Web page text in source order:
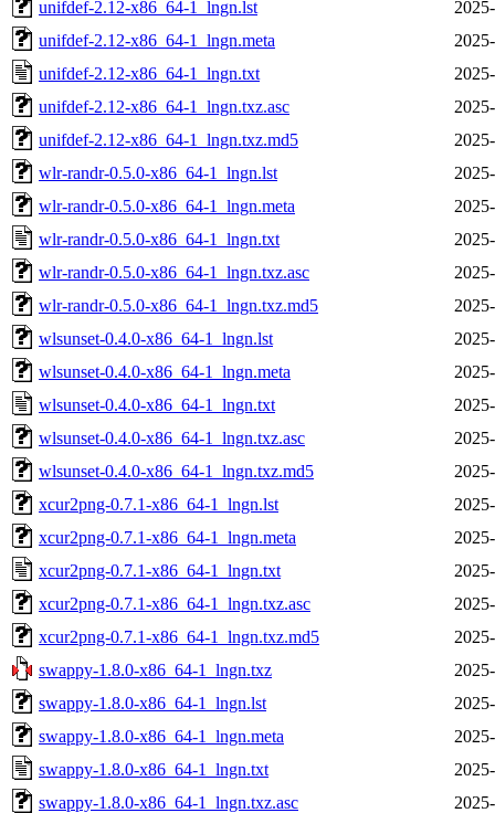
unifdef-2.12-x86_64-1_lngn.lst
unifdef-2.12-x86_64-1_lngn.meta
unifdef-2.12-x86_64-1_lngn.txt
unifdef-2.12-x86_64-1_lngn.txz.asc
unifdef-2.12-x86_64-1_lngn.txz.md5
wlr-randr-0.5.0-x86_64-1_lngn.lst
wlr-randr-0.5.0-x86_64-1_lngn.meta
wlr-randr-0.5.0-x86_64-1_lngn.txt
wlr-randr-0.5.0-x86_64-1_lngn.txz.asc
wlr-randr-0.5.0-x86_64-1_lngn.txz.md5
wlsunset-0.4.0-x86_64-1_lngn.lst
wlsunset-0.4.0-x86_64-1_lngn.meta
wlsunset-0.4.0-x86_64-1_lngn.txt
wlsunset-0.4.0-x86_64-1_lngn.txz.asc
wlsunset-0.4.0-x86_64-1_lngn.txz.md5
xcur2png-0.7.1-x86_64-1_lngn.lst
xcur2png-0.7.1-x86_64-1_lngn.meta
xcur2png-0.7.1-x86_64-1_lngn.txt
xcur2png-0.7.1-x86_64-1_lngn.txz.asc
xcur2png-0.7.1-x86_64-1_lngn.txz.md5
swappy-1.8.0-x86_64-1_lngn.txz
swappy-1.8.0-x86_64-1_lngn.lst
swappy-1.8.0-x86_64-1_lngn.meta
swappy-1.8.0-x86_64-1_lngn.txt
swappy-1.8.0-x86_64-1_lngn.txz.asc